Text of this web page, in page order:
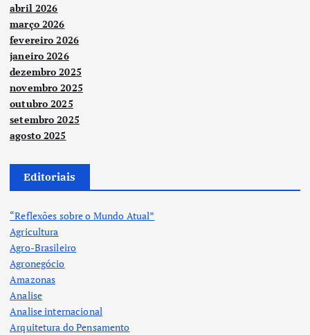
abril 2026
março 2026
fevereiro 2026
janeiro 2026
dezembro 2025
novembro 2025
outubro 2025
setembro 2025
agosto 2025
Editoriais
“Reflexões sobre o Mundo Atual”
Agricultura
Agro-Brasileiro
Agronegócio
Amazonas
Analise
Analise internacional
Arquitetura do Pensamento